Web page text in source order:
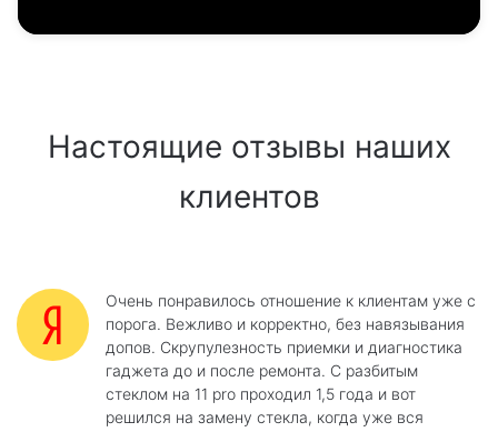
Настоящие отзывы наших
клиентов
Очень понравилось отношение к клиентам уже с
порога. Вежливо и корректно, без навязывания
допов. Скрупулезность приемки и диагностика
гаджета до и после ремонта. С разбитым
стеклом на 11 pro проходил 1,5 года и вот
решился на замену стекла, когда уже вся